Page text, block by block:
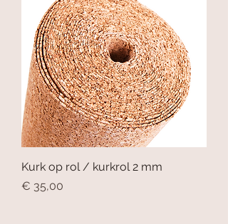
Kurk op rol / kurkrol 2 mm
Prijs
€ 35,00